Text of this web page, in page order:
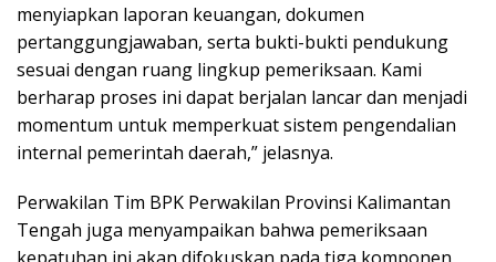
menyiapkan laporan keuangan, dokumen
pertanggungjawaban, serta bukti-bukti pendukung
sesuai dengan ruang lingkup pemeriksaan. Kami
berharap proses ini dapat berjalan lancar dan menjadi
momentum untuk memperkuat sistem pengendalian
internal pemerintah daerah,” jelasnya.
Perwakilan Tim BPK Perwakilan Provinsi Kalimantan
Tengah juga menyampaikan bahwa pemeriksaan
kepatuhan ini akan difokuskan pada tiga komponen